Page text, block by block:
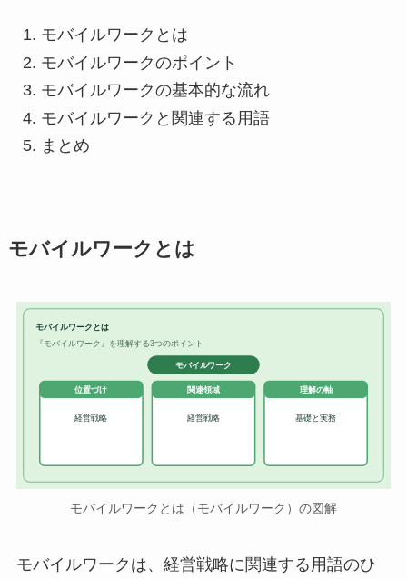
モバイルワークとは
モバイルワークのポイント
モバイルワークの基本的な流れ
モバイルワークと関連する用語
まとめ
モバイルワークとは
モバイルワークとは
『モバイルワーク』を理解する3つのポイント
モバイルワーク
位置づけ
経営戦略
関連領域
経営戦略
理解の軸
基礎と実務
モバイルワークとは（モバイルワーク）の図解
モバイルワークは、経営戦略に関連する用語のひ